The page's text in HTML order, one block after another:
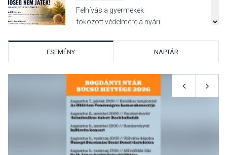
Felhívás a gyermekek
fokozott védelmére a nyári
KULTÚRA
Reneszánsz dallamok
csendülnek fel a visegrádi
Királyi Palota
díszudvarában
ESEMÉNY NAPTÁR